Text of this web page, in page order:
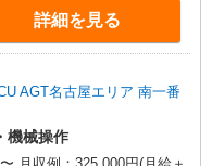
詳細を見る
AGT名古屋エリア 南一番
機械操作